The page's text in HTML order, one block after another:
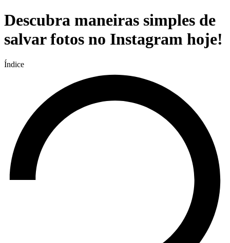
Descubra maneiras simples de
salvar fotos no Instagram hoje!
Índice